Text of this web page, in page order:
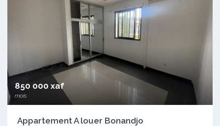
850 000 xaf
mois
Appartement A louer Bonandjo